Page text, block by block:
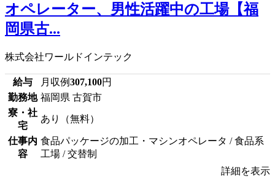
オペレーター、男性活躍中の工場【福
岡県古...
株式会社ワールドインテック
給与 月収例307,100円
勤務地 福岡県 古賀市
寮・社
宅
あり（無料）
仕事内
容
食品パッケージの加工・マシンオペレータ / 食品系
工場 / 交替制
詳細を表示